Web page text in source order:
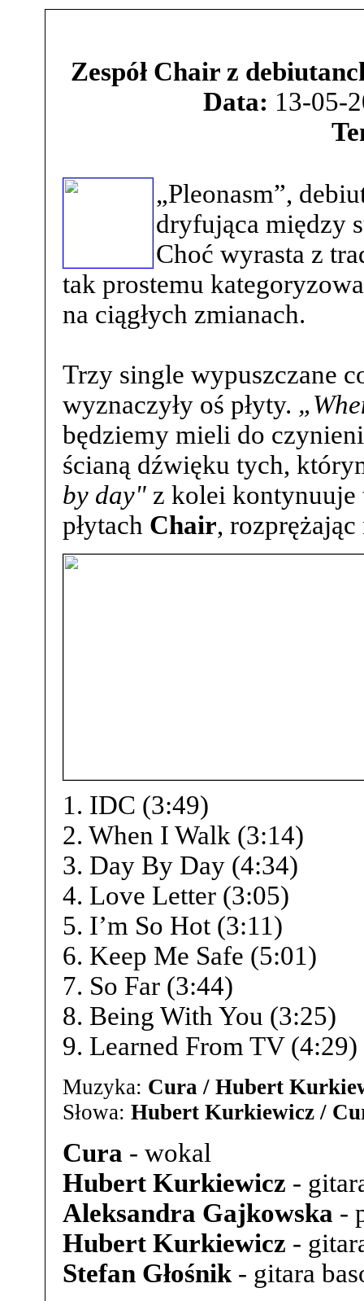
Zespół Chair z
Data: 13-05-
„Pleonasm”,
dryfująca między
Choć wyrasta z
tak prostemu
na ciągłych zmianach.
Trzy single wypuszczane
wyznaczyły oś płyty.
będziemy mieli do
ścianą dźwięku tych,
by day" z kolei kontynuuje
płytach Chair,
1. IDC (3:49)
2. When I Walk (3:14)
3. Day By Day (4:34)
4. Love Letter (3:05)
5. I’m So Hot (3:11)
6. Keep Me Safe (5:01)
7. So Far (3:44)
8. Being With You (3:25)
9. Learned From TV (4:29)
Muzyka: Cura / Hubert
Słowa: Hubert Kurkiewicz /
Cura - wokal
Hubert Kurkiewicz -
Aleksandra Gajkowska -
Hubert Kurkiewicz -
Stefan Głośnik - gitara